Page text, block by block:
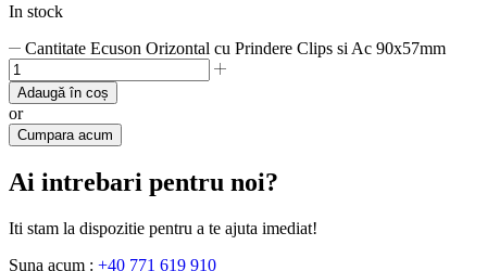
In stock
Cantitate Ecuson Orizontal cu Prindere Clips si Ac 90x57mm
Adaugă în coș
or
Cumpara acum
Ai intrebari pentru noi?
Iti stam la dispozitie pentru a te ajuta imediat!
Suna acum : +40 771 619 910